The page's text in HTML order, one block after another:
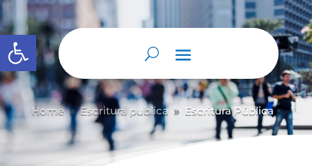
Abrir barra de herramientas
Home 9 Escritura publica 9 Escritura Pública